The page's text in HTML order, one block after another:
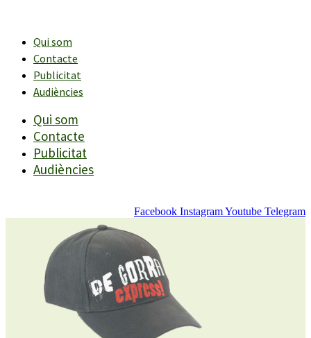
contingutQui som
Contacte
Publicitat
Audiències
Qui som
Contacte
Publicitat
Audiències
Facebook InstagramYoutube Telegram